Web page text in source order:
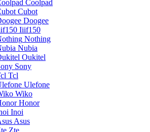
Coolpad
Cubot
Doogee
Iiif150
Nothing
Nubia
Oukitel
Sony
Tcl
Ulefone
Wiko
Honor
Inoi
Asus
Zte